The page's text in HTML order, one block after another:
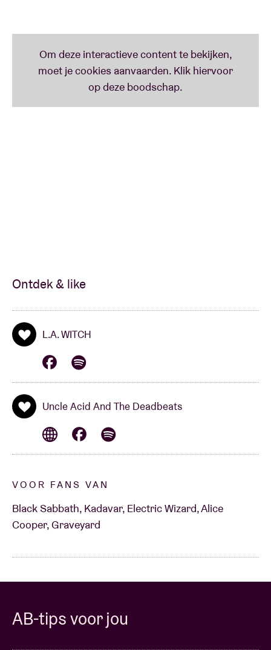
Ontdek & like
L.A. WITCH
Uncle Acid And The Deadbeats
VOOR FANS VAN
Black Sabbath, Kadavar, Electric Wizard, Alice
Cooper, Graveyard
AB-tips voor jou